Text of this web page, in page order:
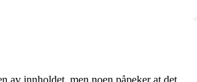
av innholdet, men noen påpeker at det